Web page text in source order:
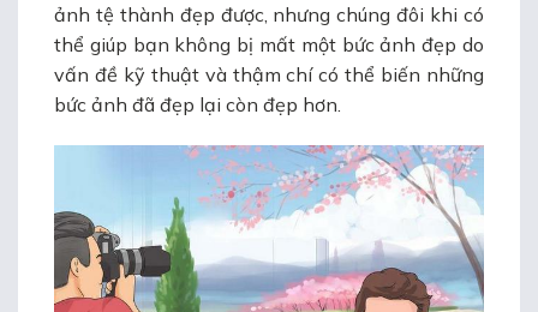
ảnh tệ thành đẹp được, nhưng chúng đôi khi có
thể giúp bạn không bị mất một bức ảnh đẹp do
vấn đề kỹ thuật và thậm chí có thể biến những
bức ảnh đã đẹp lại còn đẹp hơn.